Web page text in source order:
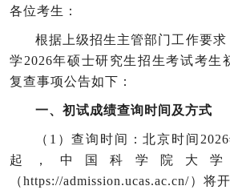
各位考生：
根据上级招生主管部门工作要
学2026年硕士研究生招生考试考生
复查事项公告如下：
一、初试成绩查询时间及方式
（1）查询时间：北京时间
起，中国科学院大
（https://admission.ucas.ac.cn/）将